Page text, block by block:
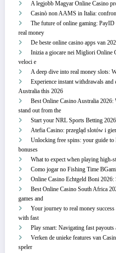
A legjobb Magyar Online Casino
Casinò non AAMS in Italia:
The future of online gaming:
real money
De beste online casino apps van
Inizia a giocare nei Migliori Online
veloci e
A deep dive into real money slots:
Experience instant withdrawals
Australia this 2026
Best Online Casino Australia 2026:
stand out from the
Start your NRL Sports Betting
Atefia Casino: przegląd slotów i
Unlocking free spins: your guide
bonuses
What to expect when playing high-
Como jogar no Fishing Time
Online Casino Echtgeld Boni
Best Online Casino South Africa
games and
Your journey to real money
with fast
Play smart: Navigating fast payouts
Verken de unieke features van
speler